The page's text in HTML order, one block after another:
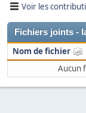
Voir les
Fichiers joints -
Nom de fichier
Aucun